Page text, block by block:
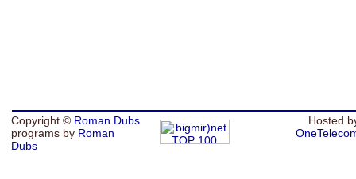
Copyright © Roman Dubs
programs by Roman
Dubs
Hosted